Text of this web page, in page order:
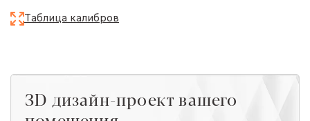
Таблица калибров
ЗD дизайн-проект вашего